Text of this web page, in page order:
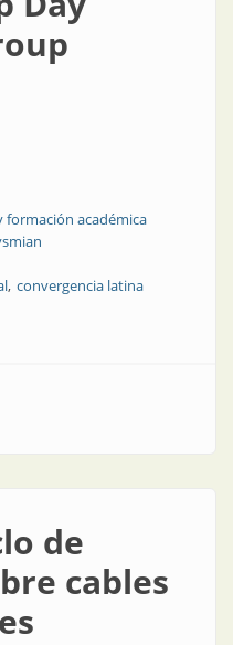
formación académica
convergencia latina
Prysmian Group
de
cables